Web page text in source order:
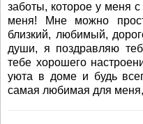
заботы, которое у меня
меня! Мне можно
близкий, любимый,
души, я поздравляю
тебе хорошего
уюта в доме и будь
самая любимая для